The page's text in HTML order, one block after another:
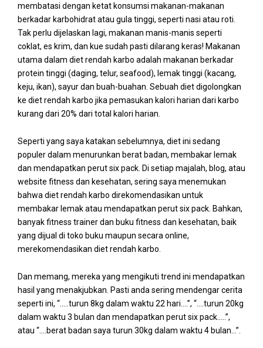
membatasi dengan ketat konsumsi makanan-makanan
berkadar karbohidrat atau gula tinggi, seperti nasi atau roti.
Tak perlu dijelaskan lagi, makanan manis-manis seperti
coklat, es krim, dan kue sudah pasti dilarang keras! Makanan
utama dalam diet rendah karbo adalah makanan berkadar
protein tinggi (daging, telur, seafood), lemak tinggi (kacang,
keju, ikan), sayur dan buah-buahan. Sebuah diet digolongkan
ke diet rendah karbo jika pemasukan kalori harian dari karbo
kurang dari 20% dari total kalori harian.
Seperti yang saya katakan sebelumnya, diet ini sedang
populer dalam menurunkan berat badan, membakar lemak
dan mendapatkan perut six pack. Di setiap majalah, blog, atau
website fitness dan kesehatan, sering saya menemukan
bahwa diet rendah karbo direkomendasikan untuk
membakar lemak atau mendapatkan perut six pack. Bahkan,
banyak fitness trainer dan buku fitness dan kesehatan, baik
yang dijual di toko buku maupun secara online,
merekomendasikan diet rendah karbo.
Dan memang, mereka yang mengikuti trend ini mendapatkan
hasil yang menakjubkan. Pasti anda sering mendengar cerita
seperti ini, “…..turun 8kg dalam waktu 22 hari….”, “….turun 20kg
dalam waktu 3 bulan dan mendapatkan perut six pack…..”,
atau “….berat badan saya turun 30kg dalam waktu 4 bulan…”.